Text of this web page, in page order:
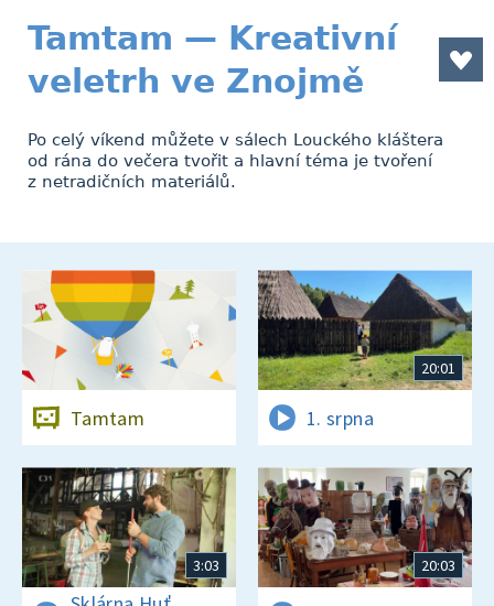
Tamtam — Kreativní
veletrh ve Znojmě
Po celý víkend můžete v sálech Louckého kláštera
od rána do večera tvořit a hlavní téma je tvoření
z netradičních materiálů.
Tamtam
20:01
1. srpna
3:03 20:03